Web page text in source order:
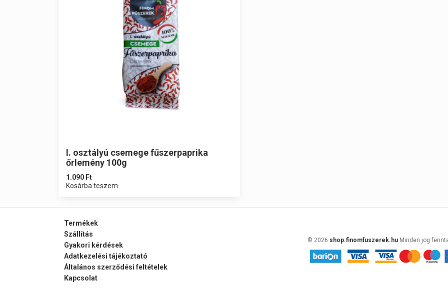
I. osztályú csemege fűszerpaprika
őrlemény 100g
1.090 Ft
Kosárba teszem
Termékek
Szállítás
Gyakori kérdések
Adatkezelési tájékoztató
Általános szerződési feltételek
Kapcsolat
© 2026 shop.finomfuszerek.hu Minden jog